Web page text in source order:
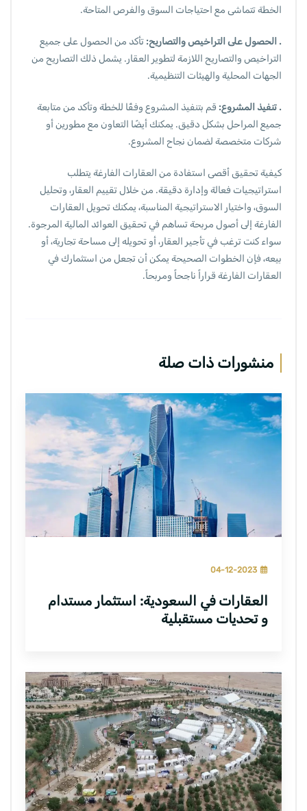
الخطة تتماشى مع احتياجات السوق والفرص المتاحة.
. الحصول على التراخيص والتصاريح: تأكد من الحصول على جميع
التراخيص والتصاريح اللازمة لتطوير العقار. يشمل ذلك التصاريح من
الجهات المحلية والهيئات التنظيمية.
. تنفيذ المشروع: قم بتنفيذ المشروع وفقًا للخطة وتأكد من متابعة
جميع المراحل بشكل دقيق. يمكنك أيضًا التعاون مع مطورين أو
شركات متخصصة لضمان نجاح المشروع.
كيفية تحقيق أقصى استفادة من العقارات الفارغة يتطلب
استراتيجيات فعالة وإدارة دقيقة. من خلال تقييم العقار، وتحليل
السوق، واختيار الاستراتيجية المناسبة، يمكنك تحويل العقارات
الفارغة إلى أصول مربحة تساهم في تحقيق العوائد المالية المرجوة.
سواء كنت ترغب في تأجير العقار، أو تحويله إلى مساحة تجارية، أو
بيعه، فإن الخطوات الصحيحة يمكن أن تجعل من استثمارك في
العقارات الفارغة قراراً ناجحاً ومربحاً.
منشورات ذات صلة
04-12-2023
العقارات في السعودية: استثمار مستدام
و تحديات مستقبلية